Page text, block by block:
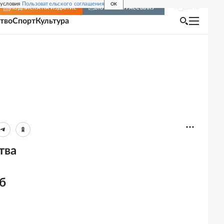
Пользовательского соглашения OK
ПОДПИСКА НА ИЗДАНИЕ ВКЛЮЧИТЬ РАССЫЛКУ
СпортКультура